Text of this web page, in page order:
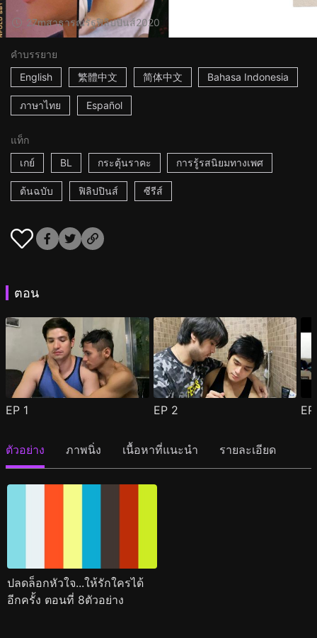
27mสาธารณรัฐฟิลิปปินส์2020
คำบรรยาย
English
繁體中文 简体中文 Bahasa Indonesia
ภาษาไทย Español
แท็ก
เกย์
BL กระตุ้นราคะ การรู้รสนิยมทางเพศ
ต้นฉบับ ฟิลิปปินส์ ซีรีส์
ตอน
EP 1 EP 2
ตัวอย่าง ภาพนิ่ง เนื้อหาที่แนะนำ รายละเอียด
ปลดล็อกหัวใจ...ให้รักใครได้
อีกครั้ง ตอนที่ 8ตัวอย่าง